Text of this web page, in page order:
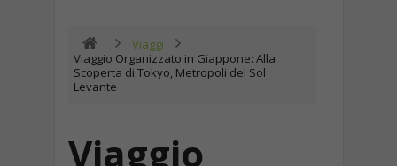
Viaggi
Viaggio Organizzato in Giappone: Alla
Scoperta di Tokyo, Metropoli del Sol
Levante
Viaggio